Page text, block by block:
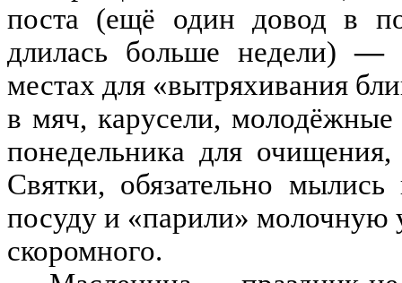
поста
(ещё
один довод в
длилась больше недели) —
местах для «вытряхивания
в мяч, карусели, молодёжные
понедельника для очищения,
Святки, обязательно
посуду и «парили» молочную
скоромного.